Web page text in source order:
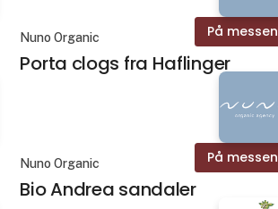
På messen
Nuno Organic
Porta clogs fra Haflinger
På messen
Nuno Organic
Bio Andrea sandaler